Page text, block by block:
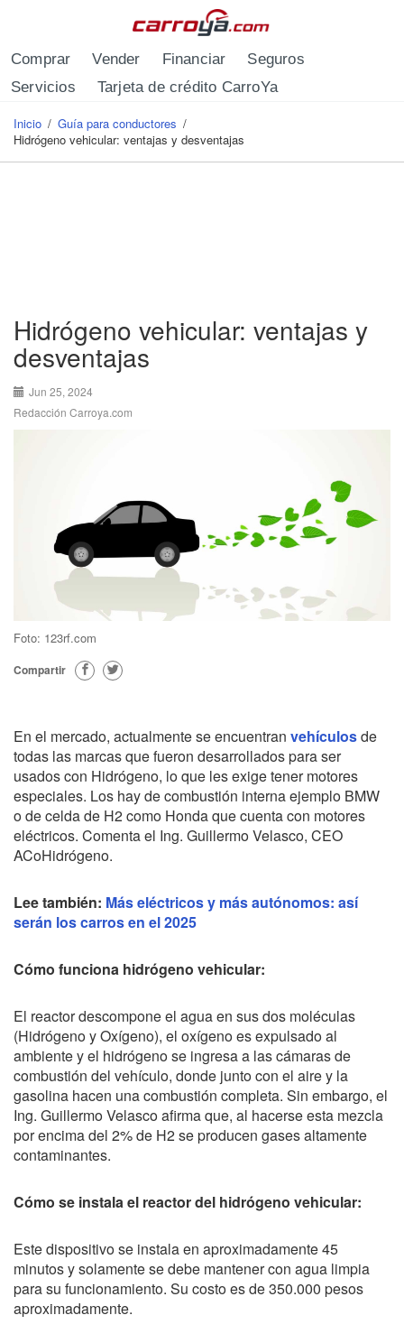
Comprar Vender Financiar
Seguros
Servicios
Tarjeta de crédito CarroYa
Se encuentra usted aquí
Inicio / Guía para conductores /
Hidrógeno vehicular: ventajas y desventajas
Hidrógeno vehicular: ventajas y
desventajas
Jun 25, 2024
Redacción Carroya.com
Foto: 123rf.com
Compartir
En el mercado, actualmente se encuentran vehículosde
todas las marcas que fueron desarrollados para ser
usados con Hidrógeno, lo que les exige tener motores
especiales. Los hay de combustión interna ejemplo BMW
o de celda de H2 como Honda que cuenta con motores
eléctricos. Comenta el Ing. Guillermo Velasco, CEO
ACoHidrógeno.
Lee también: Más eléctricos y más autónomos: así
serán los carros en el 2025
Cómo funciona hidrógeno vehicular:
El reactor descompone el agua en sus dos moléculas
(Hidrógeno y Oxígeno), el oxígeno es expulsado al
ambiente y el hidrógeno se ingresa a las cámaras de
combustión del vehículo, donde junto con el aire y la
gasolina hacen una combustión completa. Sin embargo, el
Ing. Guillermo Velascoafirmaque, al hacerse esta mezcla
por encima del 2% de H2 se producen gases altamente
contaminantes.
Cómo se instala el reactor del hidrógeno vehicular:
Este dispositivo se instala en aproximadamente 45
minutos y solamente se debe mantener con agua limpia
para su funcionamiento. Su costo es de 350.000 pesos
aproximadamente.